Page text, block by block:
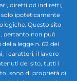
diretti od indiretti,
solo ipoteticamente
Questo sito
pertanto non può
legge n. 62 del
i caratteri, il lavoro
del sito, tutti i
sono di proprietà di